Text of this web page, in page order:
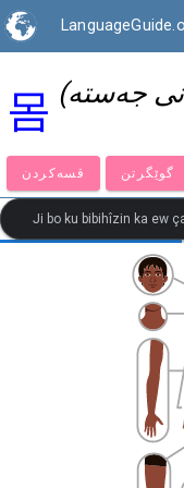
몸
قسەكردن
Ji bo ku bibihîzin ka ew